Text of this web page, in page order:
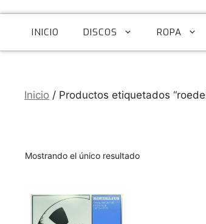
INICIO DISCOS ROPA
Inicio / Productos etiquetados
Mostrando el único resultado